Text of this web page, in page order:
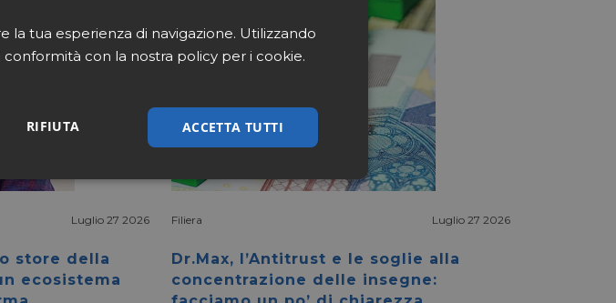
Luglio 27 2026
store della
ecosistema
Filiera Luglio 27 2026
Dr.Max, l’Antitrust e le soglie alla
concentrazione delle insegne:
la tua esperienza di navigazione. Utilizzando
con la nostra policy per i cookie.
ACCETTA TUTTI
RIFIUTA
Non classificati